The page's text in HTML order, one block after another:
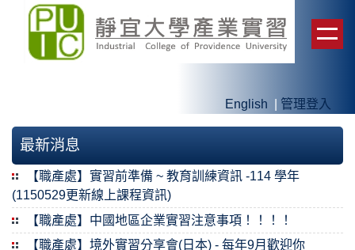
區
English 管理登入
最新消息
【職產處】實習前準備 ~ 教育訓練資訊 -114 學年
(1150529更新線上課程資訊)
【職產處】中國地區企業實習注意事項！！！！
【職產處】境外實習分享會(日本) - 每年9月歡迎你